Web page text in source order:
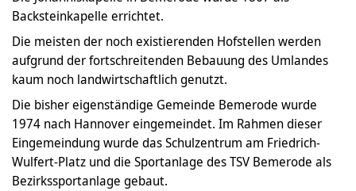
Backsteinkapelle errichtet.
Die meisten der noch existierenden Hofstellen werden
aufgrund der fortschreitenden Bebauung des Umlandes
kaum noch landwirtschaftlich genutzt.
Die bisher eigenständige Gemeinde Bemerode wurde
1974 nach Hannover eingemeindet. Im Rahmen dieser
Eingemeindung wurde das Schulzentrum am Friedrich-
Wulfert-Platz und die Sportanlage des TSV Bemerode als
Bezirkssportanlage gebaut.